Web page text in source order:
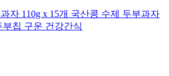
자 110g x 15개 국산콩 수제 두부과자
칩 구운 건강간식